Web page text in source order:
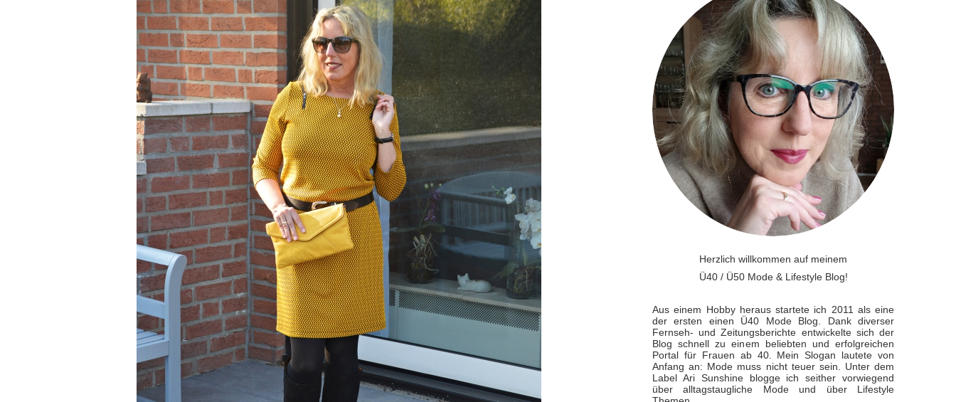
Herzlich willkommen auf meinem
Ü40 / Ü50 Mode & Lifestyle Blog!
Aus einem Hobby heraus startete ich 2011 als eine
der ersten einen Ü40 Mode Blog. Dank diverser
Fernseh- und Zeitungsberichte entwickelte sich der
Blog schnell zu einem beliebten und erfolgreichen
Portal für Frauen ab 40. Mein Slogan lautete von
Anfang an: Mode muss nicht teuer sein. Unter dem
Label Ari Sunshine blogge ich seither vorwiegend
über alltagstaugliche Mode und über Lifestyle